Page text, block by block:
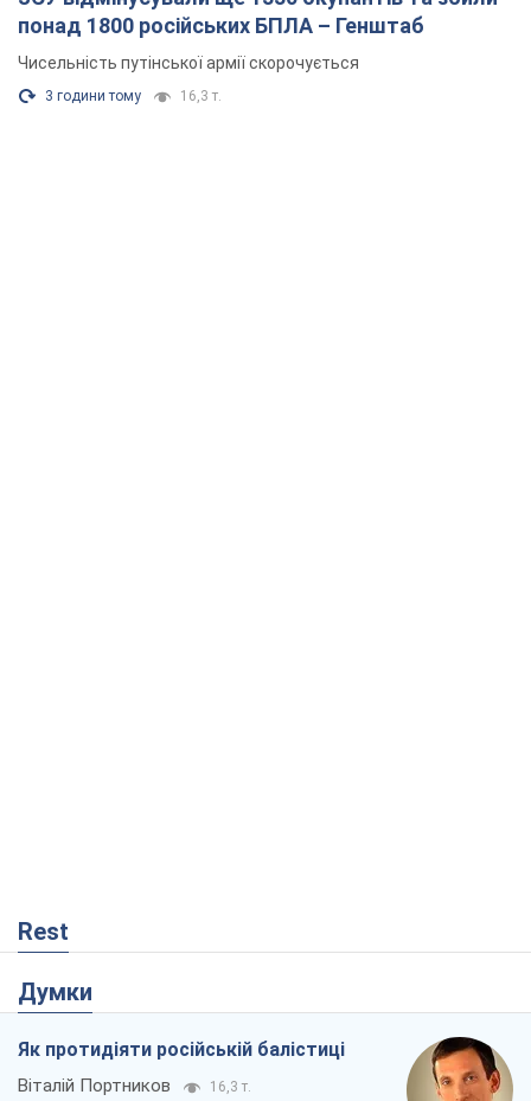
понад 1800 російських БПЛА – Генштаб
Чисельність путінської армії скорочується
3 години тому 16,3 т.
Rest
Думки
Як протидіяти російській балістиці
Віталій Портников 16,3 т.